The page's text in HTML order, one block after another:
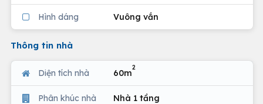
Hình dáng Vuông vắn
Thông tin nhà
Diện tích nhà 60m
2
Phân khúc nhà Nhà 1 tầng